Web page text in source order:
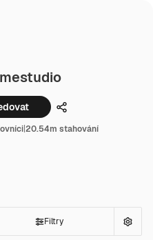
Podíl
|20.54m stahování
Filtry